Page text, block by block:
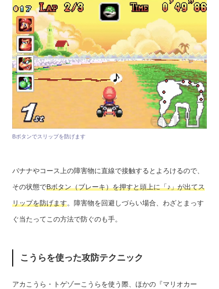
Bボタンでスリップを防げます
バナナやコース上の障害物に直線で接触するとよろけるので、
その状態でBボタン（ブレーキ）を押すと頭上に「♪」が出てス
リップを防げます。障害物を回避しづらい場合、わざとまっす
ぐ当たってこの方法で防ぐのも手。
こうらを使った攻防テクニック
アカこうら・トゲゾーこうらを使う際、ほかの『マリオカー